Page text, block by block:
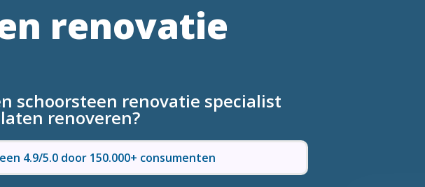
renovatie
schoorsteen renovatie specialist
renoveren?
4.9/5.0 door 150.000+ consumenten